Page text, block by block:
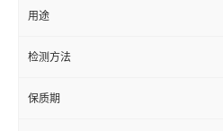
用途
检测方法
保质期